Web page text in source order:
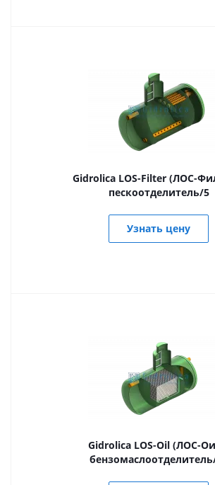
Gidrolica LOS-Filter (ЛОС-
пескоотделитель/5
Узнать цену
Gidrolica LOS-Oil (ЛОС-